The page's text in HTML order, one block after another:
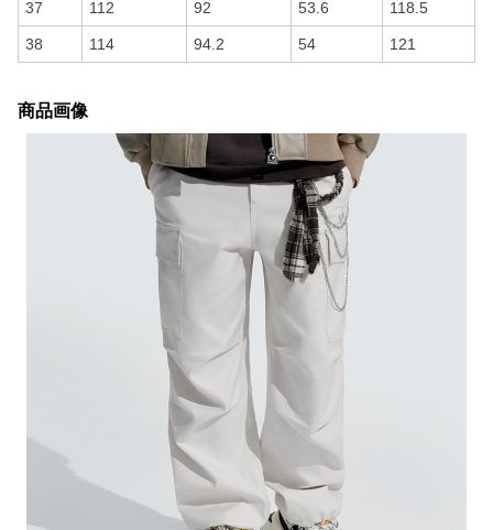
37 112 92 53.6 118.5
38 114 94.2 54 121
商品画像